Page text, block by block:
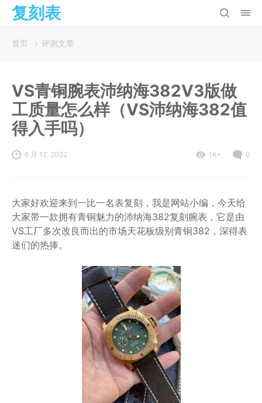
复刻表
首页 评测文章
VS青铜腕表沛纳海382V3版做
工质量怎么样（VS沛纳海382值
得入手吗）
6 月 12, 2022 1K+ 0
大家好欢迎来到一比一名表复刻，我是网站小编，今天给
大家带一款拥有青铜魅力的沛纳海382复刻腕表，它是由
VS工厂多次改良而出的市场天花板级别青铜382，深得表
迷们的热捧。